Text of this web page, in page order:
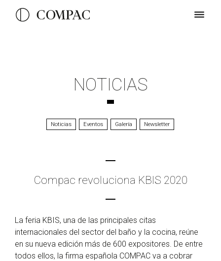
NOTICIAS
Noticias Eventos Galería Newsletter
Compac revoluciona KBIS 2020
La feria KBIS, una de las principales citas
internacionales del sector del baño y la cocina, reúne
en su nueva edición más de 600 expositores. De entre
todos ellos, la firma española COMPAC va a cobrar